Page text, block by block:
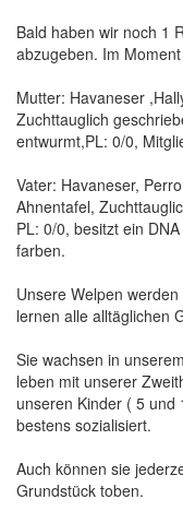
Bald haben wir noch 1
abzugeben. Im
Mutter: Havaneser
Zuchttauglich
entwurmt,PL: 0/0,
Vater: Havaneser,
Ahnentafel,
PL: 0/0, besitzt ein
farben.
Unsere Welpen
lernen alle alltäglichen
Sie wachsen in
leben mit unserer
unseren Kinder ( 5 und
bestens sozialisiert.
Auch können sie
Grundstück toben.